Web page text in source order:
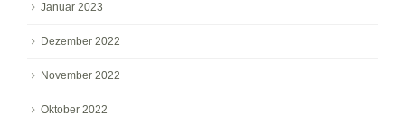
Januar 2023
Dezember 2022
November 2022
Oktober 2022